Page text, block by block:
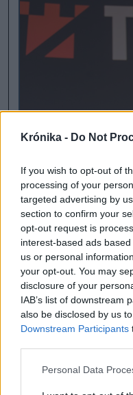
Krónika - Do Not
If you wish to opt-out of
processing of your
targeted advertising by
section to confirm your
opt-out request is
interest-based ads
us or personal
your opt-out. You may
disclosure of your
IAB’s list of downstream
also be disclosed by us
Downstream Participants
Personal Data
az 1989-es
Szeben '89
romániai
forradalom
Tudor Giurgiu
magyar
Filmintézet